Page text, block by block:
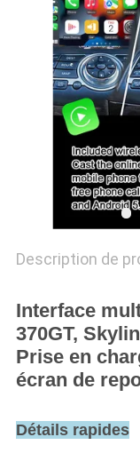
PRIVACY
POLICY
Description de
Interface
370GT,
Prise en
écran de
Détails rapides